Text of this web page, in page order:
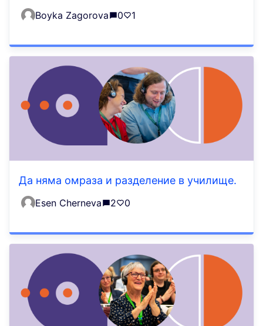
Boyka Zagorova 0 1
Да няма омраза и разделение в училище.
Esen Cherneva 2 0